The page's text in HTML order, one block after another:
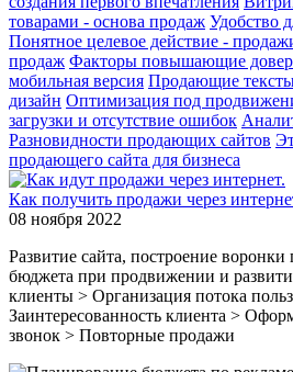
товарами - основа продаж Удобство
Понятное целевое действие -
продаж Факторы повышающие
мобильная версия Продающие
дизайн Оптимизация под
загрузки и отсутствие ошибок
Разновидности продающих сайтов
продающего сайта для бизнеса
Как получить продажи через
08 ноября 2022
Развитие сайта, построение
бюджета при продвижении и
клиенты > Организация потока
Заинтересованность клиента >
звонок > Повторные продажи